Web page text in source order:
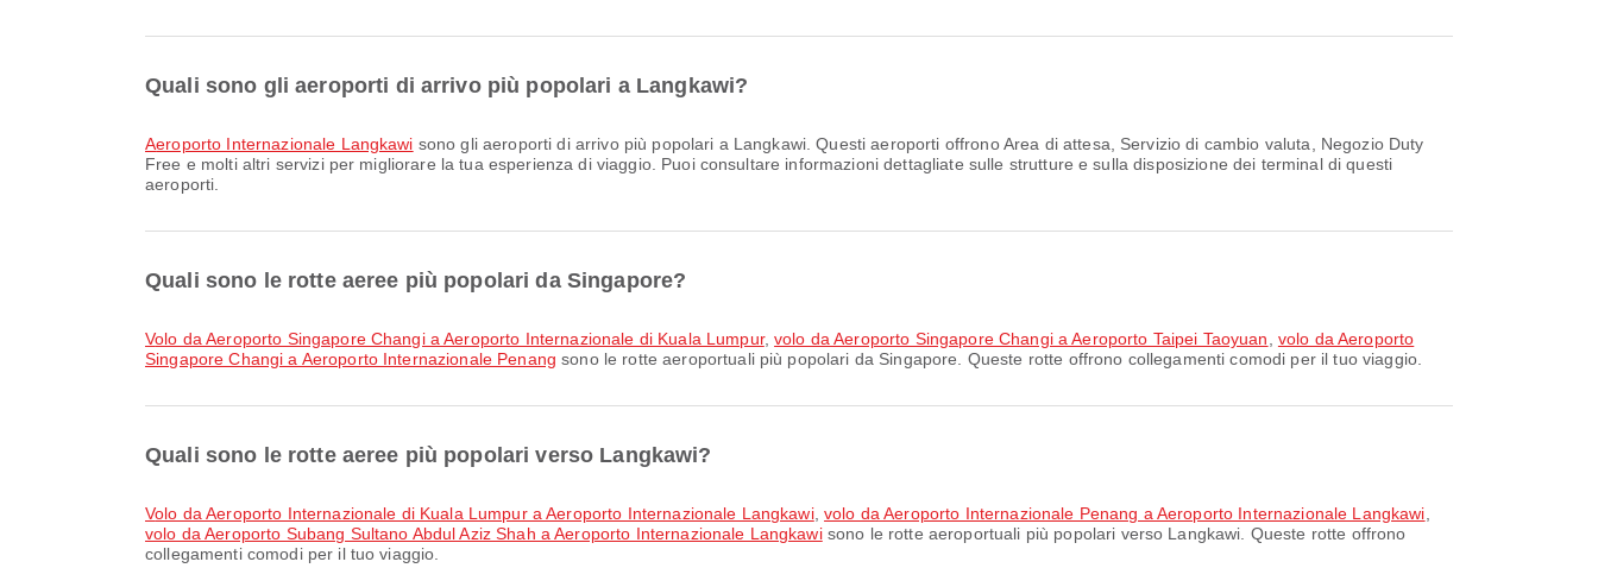
Quali sono gli aeroporti di arrivo più popolari a Langkawi?
Aeroporto Internazionale Langkawi sono gli aeroporti di arrivo più popolari a Langkawi. Questi aeroporti offrono Area di attesa, Servizio di cambio valuta, Negozio Duty
Free e molti altri servizi per migliorare la tua esperienza di viaggio. Puoi consultare informazioni dettagliate sulle strutture e sulla disposizione dei terminal di questi
aeroporti.
Quali sono le rotte aeree più popolari da Singapore?
volo da Aeroporto Singapore Changi a Aeroporto Internazionale di Kuala Lumpur,volo da Aeroporto Singapore Changi a Aeroporto Taipei Taoyuan
volo da Aeroporto
Singapore Changi a Aeroporto Internazionale Penang sono le rotte aeroportuali più popolari da Singapore. Queste rotte offrono collegamenti comodi per il tuo viaggio.
Quali sono le rotte aeree più popolari verso Langkawi?
volo da Aeroporto Internazionale di Kuala Lumpur a Aeroporto Internazionale Langkawi,volo da Aeroporto Internazionale Penang a Aeroporto Internazionale Langkawi
volo da Aeroporto Subang Sultano Abdul Aziz Shah a Aeroporto Internazionale Langkawisono le rotte aeroportuali più popolari verso Langkawi. Queste rotte offrono
collegamenti comodi per il tuo viaggio.